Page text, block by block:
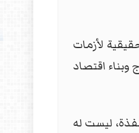
لأزمات
وبناء اقتصاد
ليست له